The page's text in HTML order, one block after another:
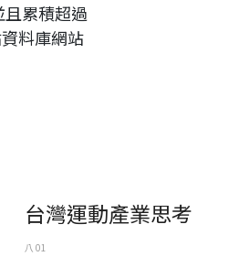
且累積超過
料庫網站
台灣運動產業思考
八 01